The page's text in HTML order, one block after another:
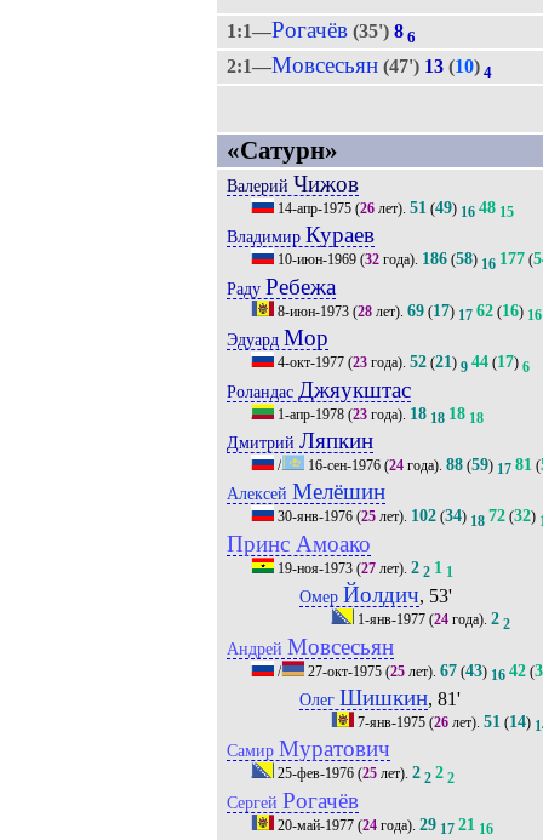
1:1—Рогачёв(35') 8 6
2:1—Мовсесьян(47') 13(10) 4
«Сатурн»
Валерий Чижов
14-апр-1975(26лет). 51(49) 16 48 15
Владимир Кураев
10-июн-1969(32года). 186(58) 16 177(
Раду Ребежа
8-июн-1973(28лет). 69(17) 17 62(16) 16
Эдуард Мор
4-окт-1977(23года). 52(21) 9 44(17) 6
Роландас Джяукштас
1-апр-1978(23года). 18 18 18 18
Дмитрий Ляпкин
/ 16-сен-1976(24года). 88(59) 17 81(
Алексей Мелёшин
30-янв-1976(25лет). 102(34) 18 72(32)
Принс Амоако
19-ноя-1973(27лет). 2 2 1 1
Омер Йолдич, 53'
1-янв-1977 (24 года).2 2
Андрей Мовсесьян
/ 27-окт-1975(25лет). 67(43) 16 42(
Олег Шишкин, 81'
7-янв-1975 (26 лет).51 (14)
Самир Муратович
25-фев-1976(25лет). 2 2 2 2
Сергей Рогачёв
20-май-1977(24года). 29 17 21 16